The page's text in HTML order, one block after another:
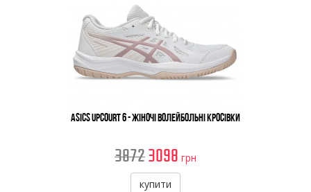
Asics Upcourt 6 - Жіночі Волейбольні Кросівки
38723098 грн
купити